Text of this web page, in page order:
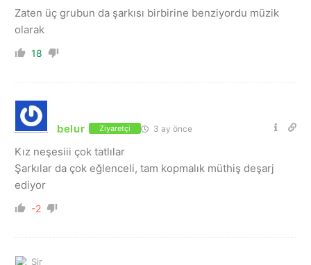
Zaten üç grubun da şarkısı birbirine benziyordu müzik
olarak
18
belur Ziyaretçi 3 ay önce
Kız neşesiii çok tatlılar
Şarkılar da çok eğlenceli, tam kopmalık müthiş deşarj
ediyor
-2